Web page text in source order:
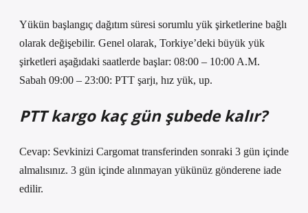
Yükün başlangıç ​​dağıtım süresi sorumlu yük şirketlerine bağlı
olarak değişebilir. Genel olarak, Torkiye’deki büyük yük
şirketleri aşağıdaki saatlerde başlar: 08:00 – 10:00 A.M.
Sabah 09:00 – 23:00: PTT şarjı, hız yük, up.
PTT kargo kaç gün şubede kalır?
Cevap: Sevkinizi Cargomat transferinden sonraki 3 gün içinde
almalısınız. 3 gün içinde alınmayan yükünüz gönderene iade
edilir.